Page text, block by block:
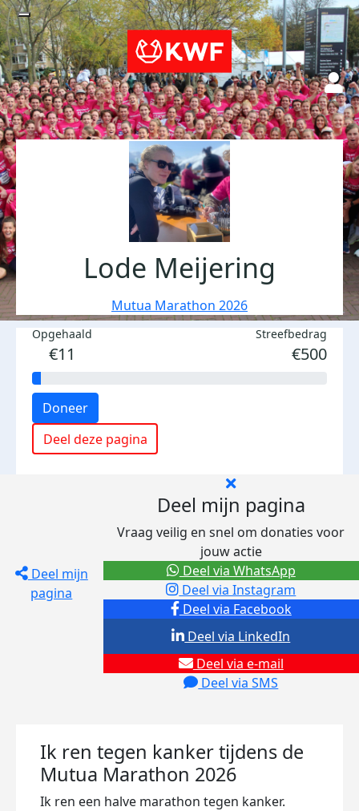
Lode Meijering
Mutua Marathon 2026
Opgehaald
€11
Streefbedrag
€500
Doneer
Deel deze pagina
Deel mijn
pagina
Deel mijn pagina
Vraag veilig en snel om donaties voor
jouw actie
Deel via Facebook
Deel via Instagram
Deel via e-mail
Deel via SMS
Deel via LinkedIn
Deel via WhatsApp
Ik ren tegen kanker tijdens de
Mutua Marathon 2026
Ik ren een halve marathon tegen kanker.